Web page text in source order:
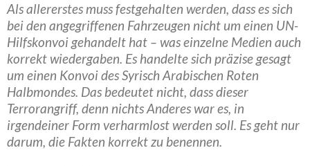
Als allererstes muss festgehalten werden, dass es sich
bei den angegriffenen Fahrzeugen nicht um einen UN-
Hilfskonvoi gehandelt hat – was einzelne Medien auch
korrekt wiedergaben. Es handelte sich präzise gesagt
um einen Konvoi des Syrisch Arabischen Roten
Halbmondes. Das bedeutet nicht, dass dieser
Terrorangriff, denn nichts Anderes war es, in
irgendeiner Form verharmlost werden soll. Es geht nur
darum, die Fakten korrekt zu benennen.